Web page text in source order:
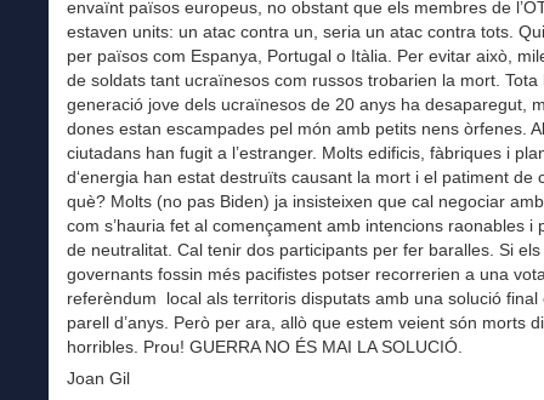
envaïnt països europeus, no obstant que els membres de
estaven units: un atac contra un, seria un atac contra tots.
per països com Espanya, Portugal o Itàlia. Per evitar això,
de soldats tant ucraïnesos com russos trobarien la mort. Tota
generació jove dels ucraïnesos de 20 anys ha desaparegut,
dones estan escampades pel món amb petits nens òrfenes.
ciutadans han fugit a l’estranger. Molts edificis, fàbriques i
d‘energia han estat destruïts causant la mort i el patiment de
què? Molts (no pas Biden) ja insisteixen que cal negociar
com s’hauria fet al començament amb intencions raonables i
de neutralitat. Cal tenir dos participants per fer baralles. Si els
governants fossin més pacifistes potser recorrerien a una
referèndum local als territoris disputats amb una solució final
parell d’anys. Però per ara, allò que estem veient són morts
horribles. Prou! GUERRA NO ÉS MAI LA SOLUCIÓ.
Joan Gil